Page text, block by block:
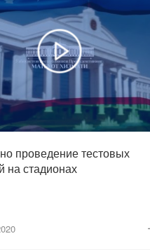
проведение тестовых
на стадионах